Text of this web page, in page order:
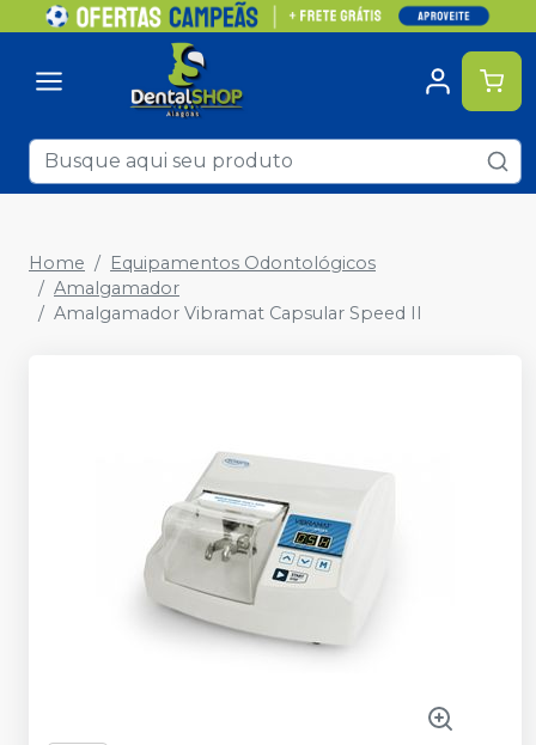
Home
Equipamentos Odontológicos
Amalgamador
Amalgamador Vibramat Capsular Speed II